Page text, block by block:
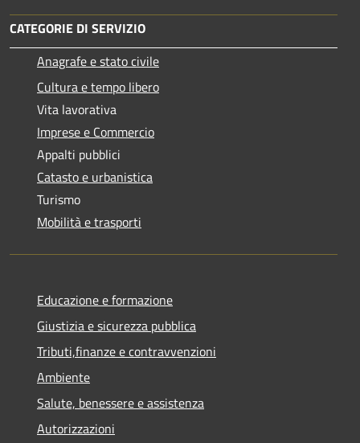
CATEGORIE DI SERVIZIO
Anagrafe e stato civile
Cultura e tempo libero
Vita lavorativa
Imprese e Commercio
Appalti pubblici
Catasto e urbanistica
Turismo
Mobilità e trasporti
Educazione e formazione
Giustizia e sicurezza pubblica
Tributi,finanze e contravvenzioni
Ambiente
Salute, benessere e assistenza
Autorizzazioni